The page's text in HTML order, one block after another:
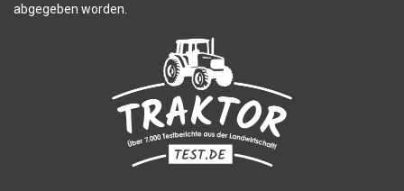
abgegeben worden.